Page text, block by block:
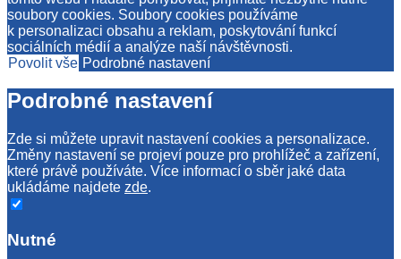
soubory cookies. Soubory cookies používáme
k personalizaci obsahu a reklam, poskytování funkcí
sociálních médií a analýze naší návštěvnosti.
Povolit vše Podrobné nastavení
Podrobné nastavení
Zde si můžete upravit nastavení cookies a personalizace.
Změny nastavení se projeví pouze pro prohlížeč a zařízení,
které právě používáte. Více informací o sběr jaké data
ukládáme najdete zde.
Nutné